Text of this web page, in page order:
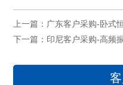
上一篇： 广东客户采购-卧式
下一篇： 印尼客户采购-高频